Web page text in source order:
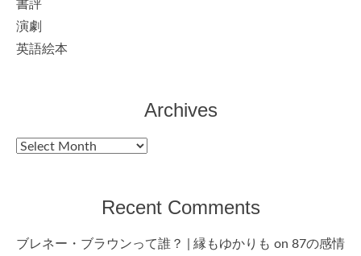
書評
演劇
英語絵本
Archives
Archives
Recent Comments
ブレネー・ブラウンって誰？ | 縁もゆかりも on 87の感情